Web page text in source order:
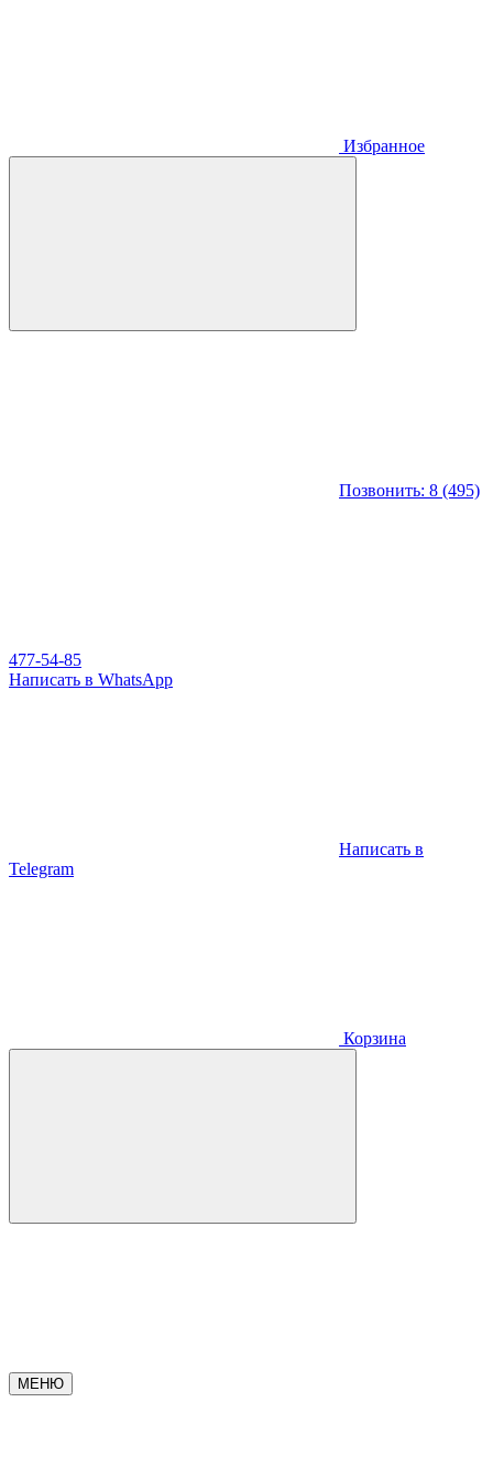
Избранное
Позвонить: 8 (495)
477-54-85
Написать в WhatsApp
Написать в
Telegram
Корзина
МЕНЮ